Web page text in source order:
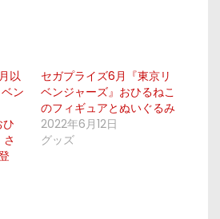
以
ン
ひ
さ
セガプライズ6月『東京リ
ベンジャーズ』おひるねこ
のフィギュアとぬいぐるみ
2022年6月12日
グッズ